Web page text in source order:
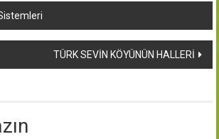
TÜRK SEVİN KÖYÜNÜN HALLERİ